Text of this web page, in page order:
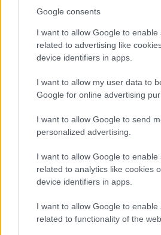
Google consents
I want to allow Google to enable
related to advertising like
device identifiers in apps.
I want to allow my user data to
Google for online advertising
I want to allow Google to send
personalized advertising.
I want to allow Google to enable
related to analytics like cookies
device identifiers in apps.
I want to allow Google to enable
related to functionality of the
Pare inesorabile che questo
doppiopesismo ne è una
ricadere anche nel corso
elettorale italiana, iniziata
Usa, la questione pare essere
ormai da un paio di anni,le
i suoi legami con la dittatura
punto della controversia
l’accessibilità dei dati degli
regime di Pechino, arrivando
minaccia di Trump di volerlo
Queste tensioni non sono